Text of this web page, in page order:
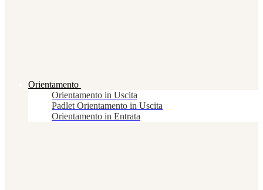
Orientamento
Orientamento in Uscita
Padlet Orientamento in Uscita
Orientamento in Entrata